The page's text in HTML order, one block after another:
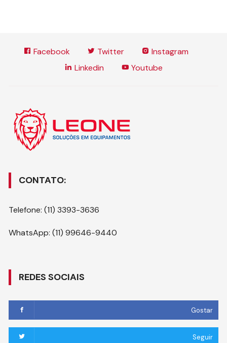
Facebook Twitter
Instagram
Linkedin
Youtube
CONTATO:
Telefone: (11) 3393-3636
WhatsApp: (11) 99646-9440
REDES SOCIAIS
Gostar
Seguir